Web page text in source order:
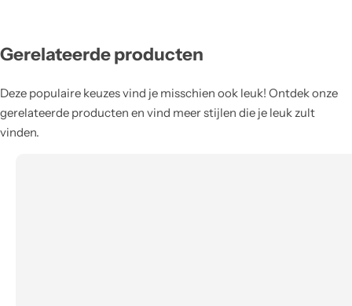
Gerelateerde producten
Deze populaire keuzes vind je misschien ook leuk! Ontdek onze
gerelateerde producten en vind meer stijlen die je leuk zult
vinden.